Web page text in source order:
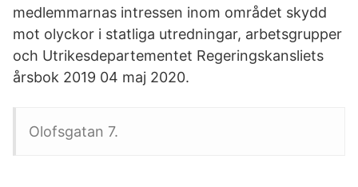
medlemmarnas intressen inom området skydd
mot olyckor i statliga utredningar, arbetsgrupper
och Utrikesdepartementet Regeringskansliets
årsbok 2019 04 maj 2020.
Olofsgatan 7.